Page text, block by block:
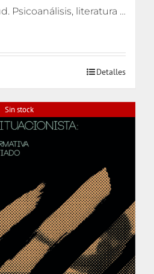
La pulsión de Freud. Psicoanálisis, literatura y cine
Detalles
Sin stock